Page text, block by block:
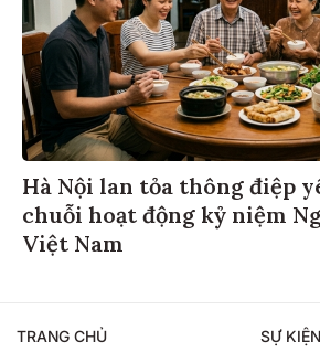
Hà Nội lan tỏa thông điệp
chuỗi hoạt động kỷ niệm
Việt Nam
TRANG CHỦ SỰ KIỆN